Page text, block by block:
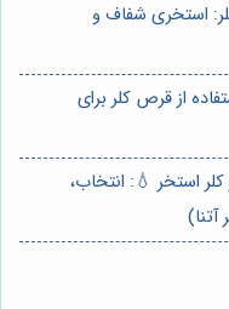
استخری شفاف و
از قرص کلر برای
استخر 💧: انتخاب،